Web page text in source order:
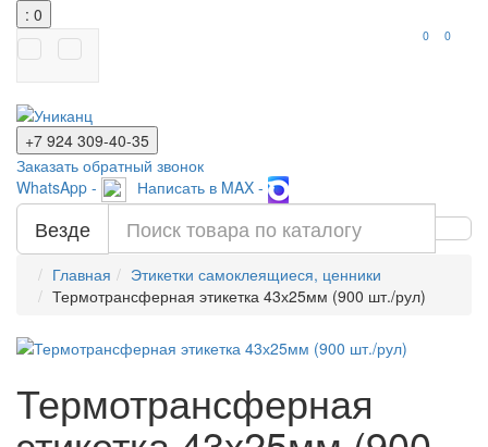
: 0
0 0
+7 924 309-40-35
Заказать обратный звонок
WhatsApp -
Написать в MAX -
Везде
Главная
Этикетки самоклеящиеся, ценники
Термотрансферная этикетка 43х25мм (900 шт./рул)
Термотрансферная